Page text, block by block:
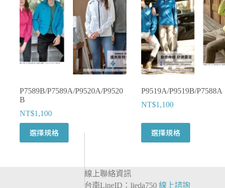
P7589B/P7589A/P9520A/P9520
B
NT$1,100
選擇規格
產
P9519A/P9519B/P7588A
NT$1,100
選擇規格
產
線上聯絡資訊
台南LineID：lieda750 線上諮詢